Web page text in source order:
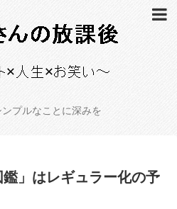
プルなことに深みを
鑑」はレギュラー化の予